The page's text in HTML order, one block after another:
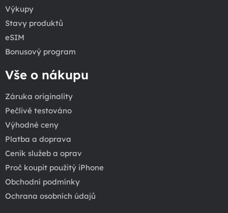
Výkupy
Stavy produktů
eSIM
Bonusový program
Vše o nákupu
Záruka originality
Pečlivě testováno
Výhodné ceny
Platba a doprava
Ceník služeb a oprav
Proč koupit použitý iPhone
Obchodní podmínky
Ochrana osobních údajů